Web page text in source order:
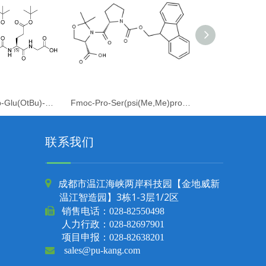
联系我们

成都市温江海峡两岸科技园【金地威新
温江智造园】3栋1-3层1/2区
 销售电话： 028-82550498
人力行政：028-82697901
项目申报：028-82638201
 sales@pu-kang.com